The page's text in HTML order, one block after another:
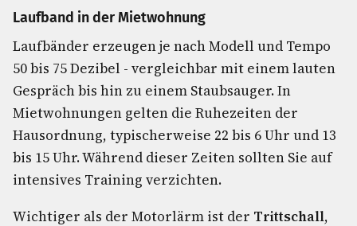
Laufband in der Mietwohnung
Laufbänder erzeugen je nach Modell und Tempo
50 bis 75 Dezibel - vergleichbar mit einem lauten
Gespräch bis hin zu einem Staubsauger. In
Mietwohnungen gelten die Ruhezeiten der
Hausordnung, typischerweise 22 bis 6 Uhr und 13
bis 15 Uhr. Während dieser Zeiten sollten Sie auf
intensives Training verzichten.
Wichtiger als der Motorlärm ist der Trittschall,